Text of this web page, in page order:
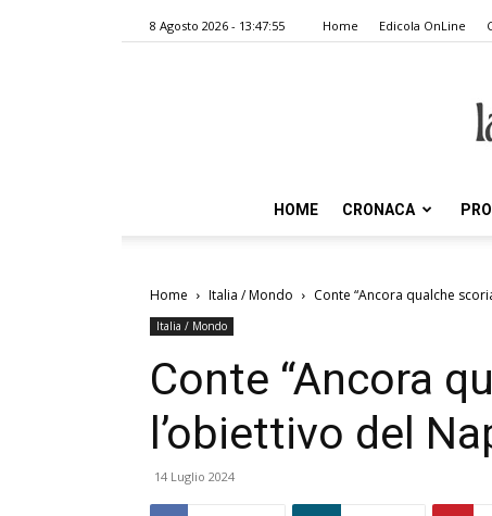
8 Agosto 2026 - 13:47:55 Home Edicola OnLine
HOME CRONACA
Home Italia / Mondo Conte “Ancora qualche
Italia / Mondo
Conte “Ancora
l’obiettivo del
14 Luglio 2024